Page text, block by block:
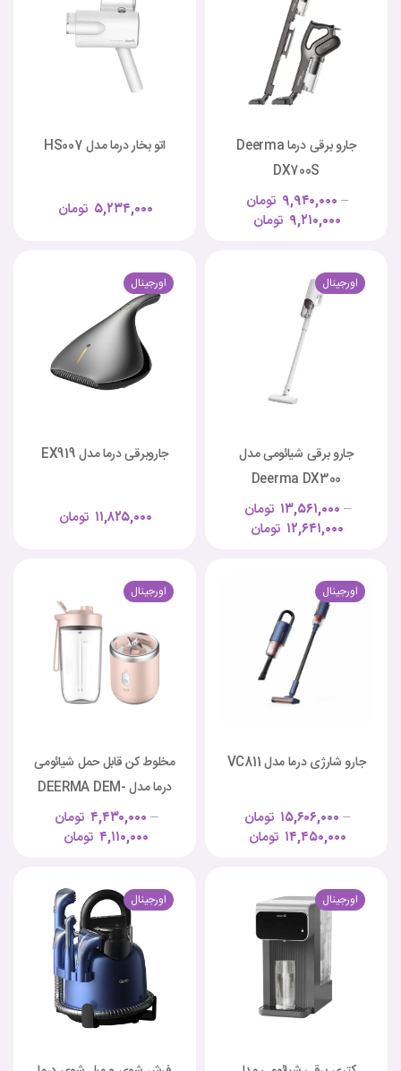
جارو برقی درما Deerma
DX700S
تومان ۹,۹۴۰,۰۰۰ –
تومان ۹,۲۱۰,۰۰۰
اتو بخار درما مدل HS007
تومان ۵,۲۳۴,۰۰۰
اورجینال
جارو برقی شیائومی مدل
Deerma DX300
تومان ۱۳,۵۶۱,۰۰۰ –
تومان ۱۲,۶۴۱,۰۰۰
اورجینال
جاروبرقی درما مدل EX919
تومان ۱۱,۸۲۵,۰۰۰
اورجینال
جارو شارژی درما مدل VC811
تومان ۱۵,۶۰۶,۰۰۰ –
تومان ۱۴,۴۵۰,۰۰۰
اورجینال
مخلوط کن قابل حمل شیائومی
درما مدل DEERMA DEM-
NU05 تومان ۴,۴۳۰,۰۰۰ –
تومان ۴,۱۱۰,۰۰۰
اورجینال اورجینال